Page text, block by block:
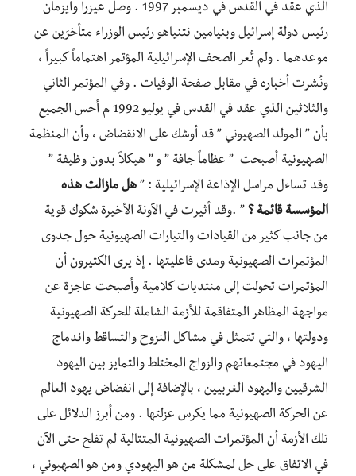
الذي عقد في القدس في ديسمبر 1997 . وصل عيزرا وايزمان
رئيس دولة إسرائيل وبنيامين نتنياهو رئيس الوزراء متأخرَين عن
موعدهما . ولم تُعر الصحف الإسرائيلية المؤتمر اهتماماً كبيراً ،
ونُشرت أخباره في مقابل صفحة الوفيات . وفي المؤتمر الثاني
والثلاثين الذي عقد في القدس في يوليو 1992 م أحس الجميع
بأن ” المولد الصهيوني ” قد أوشك على الانقضاض ، وأن المنظمة
الصهيونية أصبحت ” عظاماً جافة ” و ” هيكلاً بدون وظيفة ”
وقد تساءل مراسل الإذاعة الإسرائيلية : ” هل مازالت هذه
المؤسسة قائمة ؟ ” .وقد أثيرت في الآونة الأخيرة شكوك قوية
من جانب كثير من القيادات والتيارات الصهيونية حول جدوى
المؤتمرات الصهيونية ومدى فاعليتها . إذ يرى الكثيرون أن
المؤتمرات تحولت إلى منتديات كلامية وأصبحت عاجزة عن
مواجهة المظاهر المتفاقمة للأزمة الشاملة للحركة الصهيونية
ودولتها ، والتي تتمثل في مشاكل النزوح والتساقط واندماج
اليهود في مجتمعاتهم والزواج المختلط والتمايز بين اليهود
الشرقيين واليهود الغربيين ، بالإضافة إلى انفضاض يهود العالم
عن الحركة الصهيونية مما يكرس عزلتها . ومن أبرز الدلائل على
تلك الأزمة أن المؤتمرات الصهيونية المتتالية لم تفلح حتى الآن
في الاتفاق على حل لمشكلة من هو اليهودي ومن هو الصهيوني ،